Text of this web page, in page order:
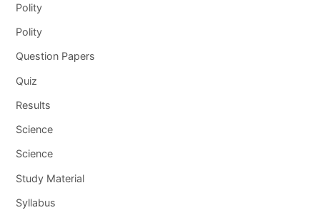
Polity
Polity
Question Papers
Quiz
Results
Science
Science
Study Material
Syllabus